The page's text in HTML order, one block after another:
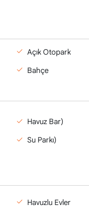
Açık Otopark
Bahçe
Havuz Bar)
Su Parkı)
Havuzlu Evler